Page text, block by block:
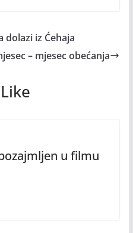
dolazi iz Ćehaja
– mjesec obećanja
u filmu